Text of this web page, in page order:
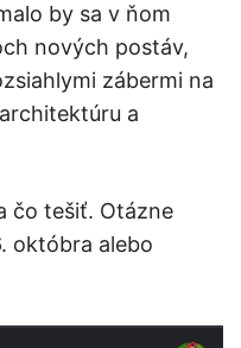
by sa v ňom
nových postáv,
zábermi na
a
čo tešiť. Otázne
októbra alebo